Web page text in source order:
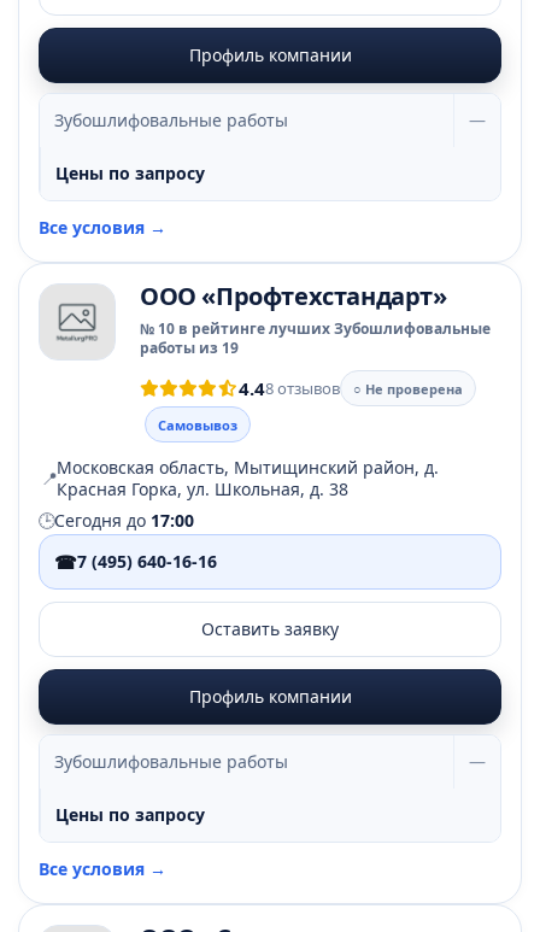
Профиль компании
Зубошлифовальные работы —
Цены по запросу
Все условия →
ООО «Профтехстандарт»
№ 10 в рейтинге лучших Зубошлифовальные
работы из 19
4.48 отзывов
○ Не проверена
Самовывоз
📍Московская область, Мытищинский район, д.
Красная Горка, ул. Школьная, д. 38
🕒Сегодня до 17:00
☎7 (495) 640-16-16
Оставить заявку
Профиль компании
Зубошлифовальные работы —
Цены по запросу
Все условия →